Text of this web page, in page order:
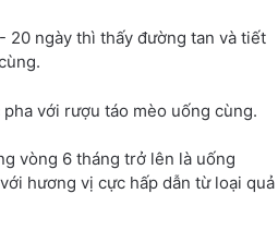
20 ngày thì thấy đường tan và tiết
với rượu táo mèo uống cùng.
vòng 6 tháng trở lên là uống
hương vị cực hấp dẫn từ loại quả